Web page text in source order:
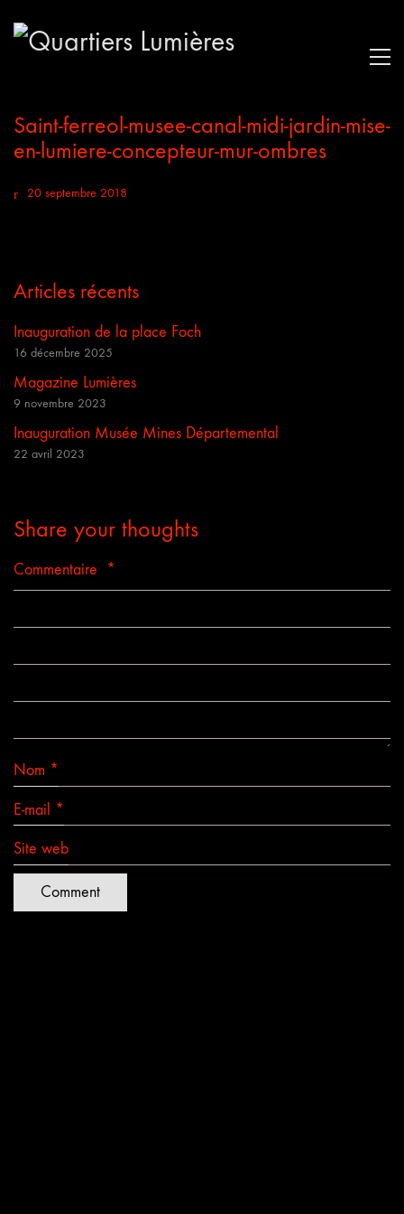
Saint-ferreol-musee-canal-midi-jardin-mise-
en-lumiere-concepteur-mur-ombres
20 septembre 2018
Articles récents
Inauguration de la place Foch
16 décembre 2025
Magazine Lumières
9 novembre 2023
Inauguration Musée Mines Départemental
22 avril 2023
Share your thoughts
Commentaire *
Nom *
E-mail *
Site web